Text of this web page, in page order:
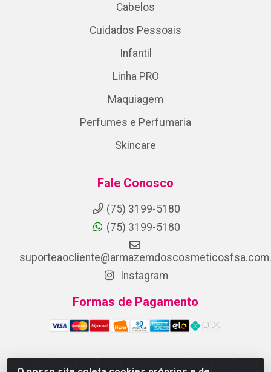
Cabelos
Cuidados Pessoais
Infantil
Linha PRO
Maquiagem
Perfumes e Perfumaria
Skincare
Fale Conosco
(75) 3199-5180
(75) 3199-5180
Instagram
Formas de Pagamento